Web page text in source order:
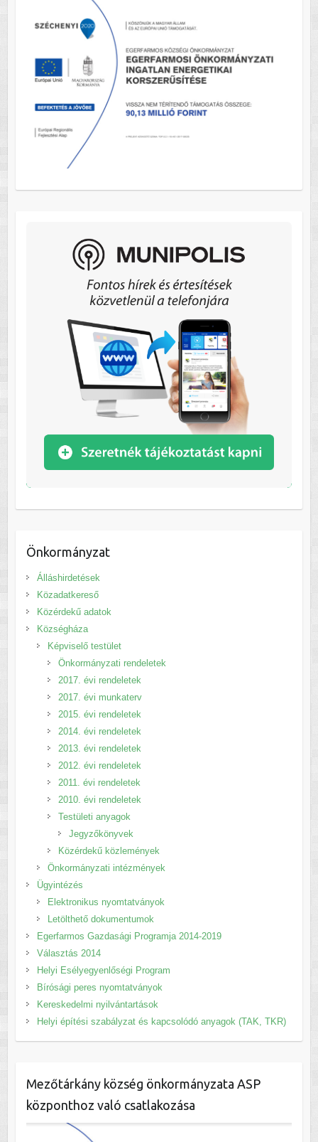
Önkormányzat
Álláshirdetések
Közadatkereső
Közérdekű adatok
Községháza
Képviselő testület
Önkormányzati rendeletek
2017. évi rendeletek
2017. évi munkaterv
2015. évi rendeletek
2014. évi rendeletek
2013. évi rendeletek
2012. évi rendeletek
2011. évi rendeletek
2010. évi rendeletek
Testületi anyagok
Jegyzőkönyvek
Közérdekű közlemények
Önkormányzati intézmények
Ügyintézés
Elektronikus nyomtatványok
Letölthető dokumentumok
Egerfarmos Gazdasági Programja 2014-2019
Választás 2014
Helyi Esélyegyenlőségi Program
Bírósági peres nyomtatványok
Kereskedelmi nyilvántartások
Helyi építési szabályzat és kapcsolódó anyagok (TAK, TKR)
Mezőtárkány község önkormányzata ASP
központhoz való csatlakozása